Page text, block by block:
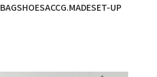
BAGSHOESACCG.MADESET-UP